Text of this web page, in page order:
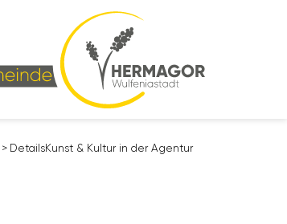
> DetailsKunst & Kultur in der Agentur